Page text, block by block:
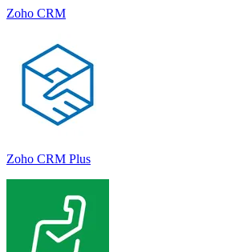
Zoho CRM
Zoho CRM Plus